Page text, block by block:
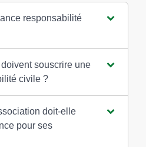
responsabilité
souscrire une
civile ?
doit-elle
pour ses